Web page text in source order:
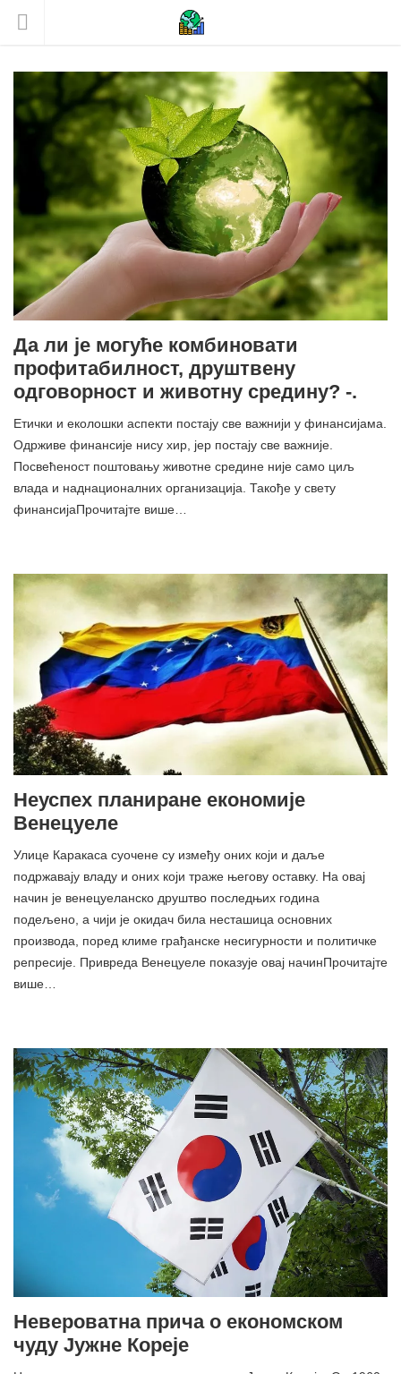
Да ли је могуће комбиновати
профитабилност, друштвену
одговорност и животну средину? -.
Етички и еколошки аспекти постају све важнији у финансијама.
Одрживе финансије нису хир, јер постају све важније.
Посвећеност поштовању животне средине није само циљ
влада и наднационалних организација. Такође у свету
финансијаПрочитајте више…
Неуспех планиране економије
Венецуеле
Улице Каракаса суочене су између оних који и даље
подржавају владу и оних који траже његову оставку. На овај
начин је венецуеланско друштво последњих година
подељено, а чији је окидач била несташица основних
производа, поред климе грађанске несигурности и политичке
репресије. Привреда Венецуеле показује овај начинПрочитајте
више…
Невероватна прича о економском
чуду Јужне Кореје